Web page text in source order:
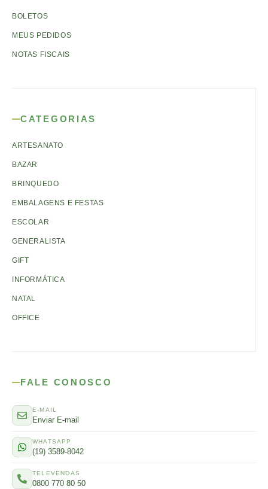
BOLETOS
MEUS PEDIDOS
NOTAS FISCAIS
CATEGORIAS
ARTESANATO
BAZAR
BRINQUEDO
EMBALAGENS E FESTAS
ESCOLAR
GENERALISTA
GIFT
INFORMÁTICA
NATAL
OFFICE
FALE CONOSCO
E-MAIL
Enviar E-mail
WHATSAPP
(19) 3589-8042
TELEVENDAS
0800 770 80 50